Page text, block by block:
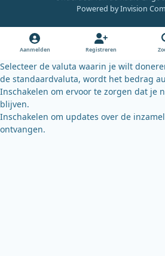
Powered byInvision
Aanmelden Registreren
Selecteer de valuta waarin je wilt
de standaardvaluta, wordt het bedrag
Inschakelen om ervoor te zorgen dat je
blijven.
Inschakelen om updates over de
ontvangen.